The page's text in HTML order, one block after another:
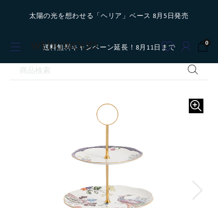
太陽の光を想わせる「ヘリア」ベース 8月5日発売
送料無料キャンペーン延長！8月11日まで 0